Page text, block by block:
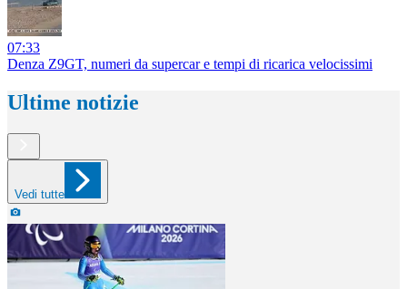
07:33
Denza Z9GT, numeri da supercar e tempi di ricarica velocissimi
Ultime notizie
Vedi tutte